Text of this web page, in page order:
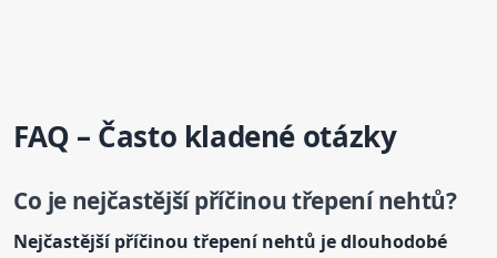
FAQ – Často kladené otázky
Co je nejčastější příčinoutřepení nehtů?
Nejčastější příčinoutřepení nehtů je dlouhodobé